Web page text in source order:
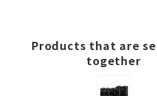
Products that are
together